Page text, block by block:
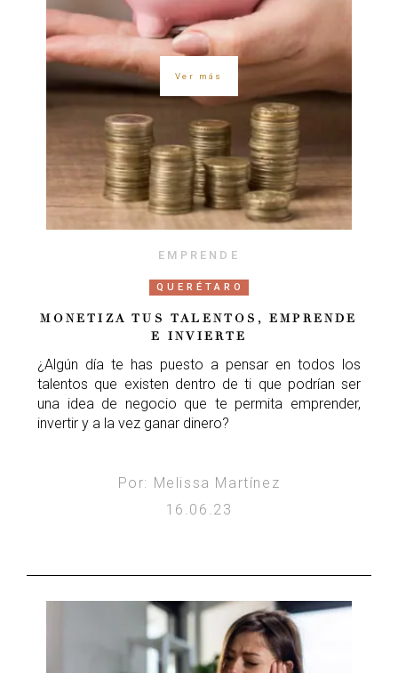
Ver más
EMPRENDE
QUERÉTARO
MONETIZA TUS TALENTOS, EMPRENDE
E INVIERTE
¿Algún día te has puesto a pensar en todos los
talentos que existen dentro de ti que podrían ser
una idea de negocio que te permita emprender,
invertir y a la vez ganar dinero?
Por: Melissa Martínez
16.06.23